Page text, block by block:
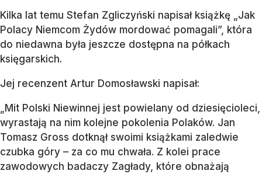
Kilka lat temu Stefan Zgliczyński napisał książkę „Jak
Polacy Niemcom Żydów mordować pomagali”, która
do niedawna była jeszcze dostępna na półkach
księgarskich.
Jej recenzent Artur Domosławski napisał:
„Mit Polski Niewinnej jest powielany od dziesięcioleci,
wyrastają na nim kolejne pokolenia Polaków. Jan
Tomasz Gross dotknął swoimi książkami zaledwie
czubka góry – za co mu chwała. Z kolei prace
zawodowych badaczy Zagłady, które obnażają